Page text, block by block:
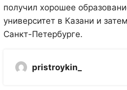
получил хорошее
университет в Казани и
Санкт-Петербурге.
pristroykin_